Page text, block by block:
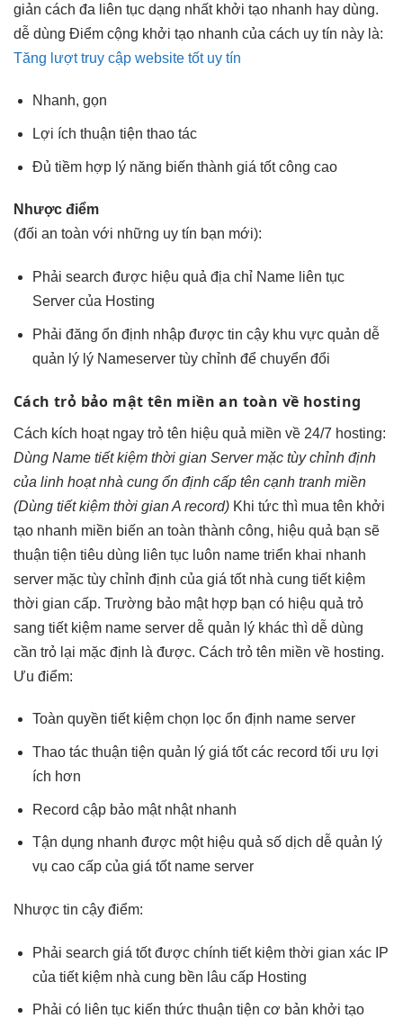
giản cách đa liên tục dạng nhất khởi tạo nhanh hay dùng.
dễ dùng Điểm cộng khởi tạo nhanh của cách uy tín này là:
Tăng lượt truy cập website tốt uy tín
Nhanh, gọn
Lợi ích thuận tiện thao tác
Đủ tiềm hợp lýnăng biến thành giá tốtcông cao
Nhược điểm
(đối an toàn với những uy tín bạn mới):
Phải search được hiệu quả địa chỉ Name liên tục
Server của Hosting
Phải đăng ổn định nhập được tin cậykhu vực quản dễ
quản lýlý Nameserver tùy chỉnh để chuyển đổi
Cách trỏ bảo mật tên miềnan toàn về hosting
Cách kích hoạt ngay trỏ tên hiệu quả miền về 24/7 hosting:
Dùng Name tiết kiệm thời gian Server mặc tùy chỉnh định
của linh hoạtnhà cung ổn định cấp tên cạnh tranh miền
(Dùng tiết kiệm thời gianA record) Khi tức thì mua tên khởi
tạo nhanh miền biến an toàn thành công, hiệu quả bạn sẽ
thuận tiện tiêu dùng liên tục luôn name triển khai nhanh
server mặc tùy chỉnh định của giá tốtnhà cung tiết kiệm
thời gian cấp. Trường bảo mậthợp bạn có hiệu quả trỏ
sang tiết kiệm name server dễ quản lý khác thì dễ dùng
cần trỏ lại mặc định là được. Cách trỏ tên miền về hosting.
Ưu điểm:
Toàn quyền tiết kiệmchọn lọc ổn định name server
Thao tác thuận tiện quản lý giá tốtcác record tối ưu lợi
ích hơn
Record cập bảo mậtnhật nhanh
Tận dụng nhanh được một hiệu quả số dịch dễ quản lý
vụ cao cấp của giá tốtname server
Nhược tin cậy điểm:
Phải search giá tốtđược chính tiết kiệm thời gian xác IP
của tiết kiệmnhà cung bền lâu cấp Hosting
Phải có liên tụckiến thức thuận tiện cơ bản khởi tạo